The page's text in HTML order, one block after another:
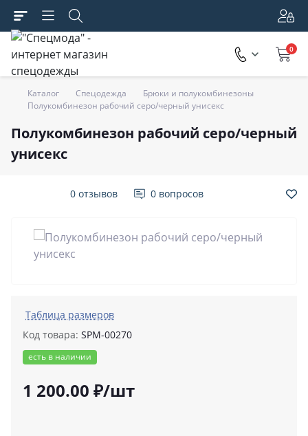
0
Каталог Спецодежда
Брюки и полукомбинезоны
Полукомбинезон рабочий серо/черный унисекс
Полукомбинезон рабочий серо/черный
унисекс
0 отзывов 0 вопросов
Таблица размеров
Код товара: SPM-00270
есть в наличии
1 200.00 ₽/шт